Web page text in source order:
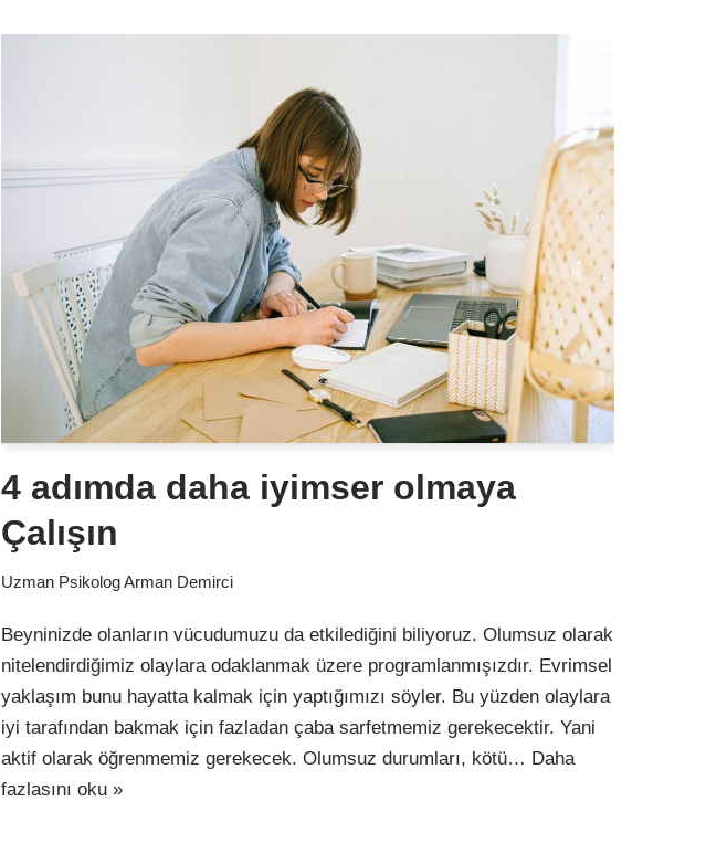
4 adımda daha iyimser olmaya
Çalışın
Uzman Psikolog Arman Demirci
Beyninizde olanların vücudumuzu da etkilediğini biliyoruz. Olumsuz olarak
nitelendirdiğimiz olaylara odaklanmak üzere programlanmışızdır. Evrimsel
yaklaşım bunu hayatta kalmak için yaptığımızı söyler. Bu yüzden olaylara
iyi tarafından bakmak için fazladan çaba sarfetmemiz gerekecektir. Yani
aktif olarak öğrenmemiz gerekecek. Olumsuz durumları, kötü… Daha
fazlasını oku »